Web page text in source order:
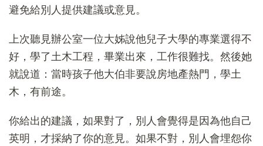
避免給別人提供建議或意見。
上次聽見辦公室一位大姊說他兒子大學的專業選得不
好，學了土木工程，畢業出來，工作很難找。然後她
就說道：當時孩子他大伯非要說房地產熱門，學土
木，有前途。
你給出的建議，如果對了，別人會覺得是因為他自己
英明，才採納了你的意見。如果不對，別人會埋怨你